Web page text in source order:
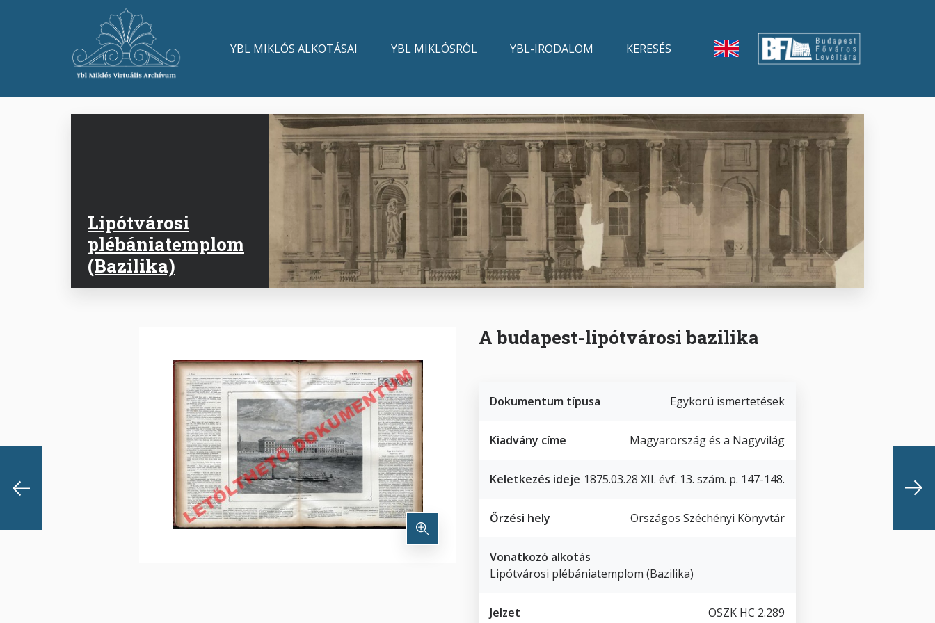
MainYBL MIKLÓS ALKOTÁSAI YBL MIKLÓSRÓL YBL-IRODALOM KERESÉS
Lipótvárosi
plébániatemplom
(Bazilika)
A budapest-lipótvárosi bazilika
Dokumentum típusa Egykorú ismertetések
Kiadvány címe Magyarország és a Nagyvilág
Keletkezés ideje 1875.03.28 XII. évf. 13. szám. p. 147-148.
Őrzési hely Országos Széchényi Könyvtár
Vonatkozó alkotás
Lipótvárosi plébániatemplom (Bazilika)
Jelzet OSZK HC 2.289